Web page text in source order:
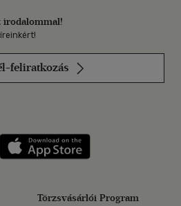
irodalommal!
feliratkozás
on
Instagramon
a LinkedInen
applikáció Szerezd meg: Google
Törzsvásárlói Program